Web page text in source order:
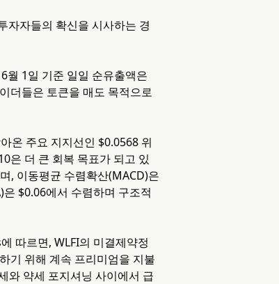
자자들의 확신을 시사하는 경
월 1일 기준 일일 순유출액은
더들은 토큰을 매도 목적으로
온 주요 지지선인 $0.0568 위
은 더 큰 회복 목표가 되고 있
, 이동평균 수렴확산(MACD)은
$0.06에서 수렴하며 구조적
따르면, WLFI의 미결제약정
기 위해 계속 프리미엄을 지불
와 약세 포지셔닝 사이에서 급